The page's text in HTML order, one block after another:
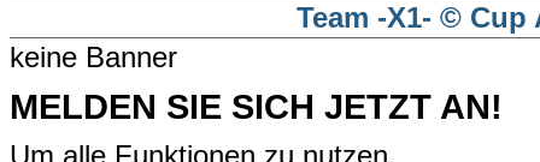
Team -X1- ©
keine Banner
MELDEN SIE SICH JETZT AN!
Um alle Funktionen zu nutzen.